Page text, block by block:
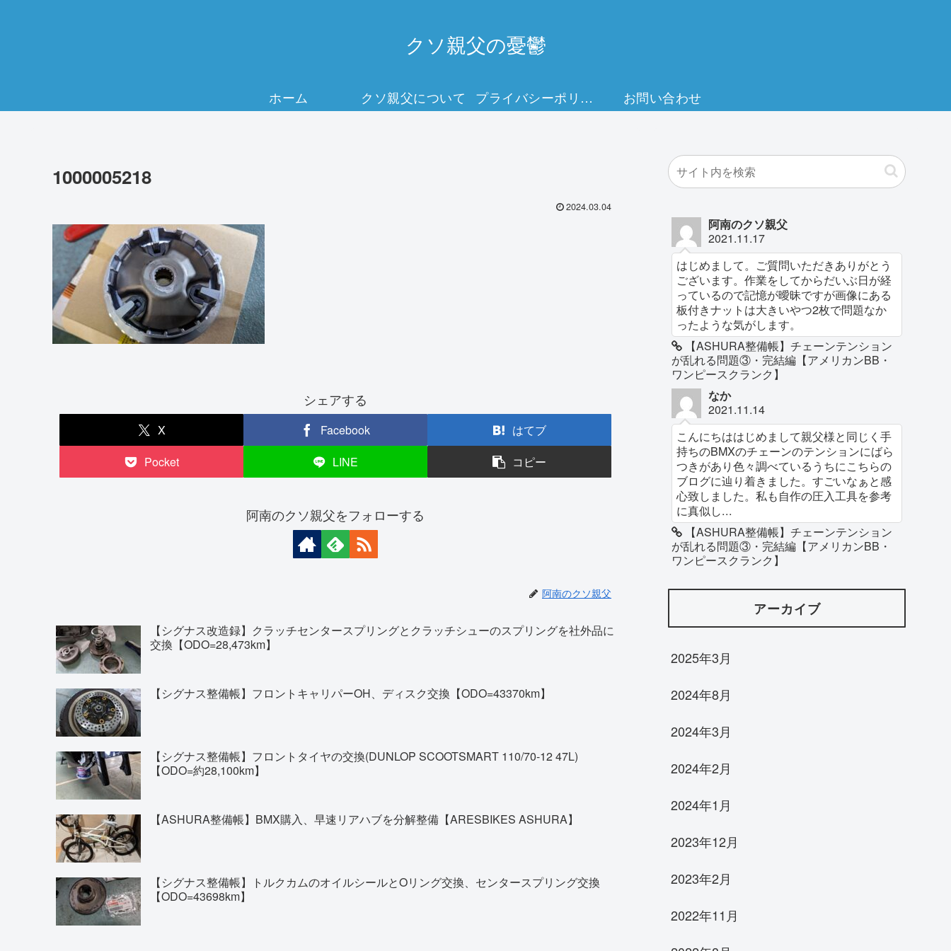
クソ親父の憂鬱
ホーム クソ親父について プライバシーポリシー お問い合わせ
1000005218
2024.03.04
シェアする
X Facebook
はてブ
Pocket
LINE コピー
阿南のクソ親父をフォローする
阿南のクソ親父
【シグナス改造録】クラッチセンタースプリングとクラッチシューのスプリングを社外品に
交換【ODO=28,473km】
【シグナス整備帳】フロントキャリパーOH、ディスク交換【ODO=43370km】
【シグナス整備帳】フロントタイヤの交換(DUNLOP SCOOTSMART 110/70-12 47L)
【ODO=約28,100km】
【ASHURA整備帳】BMX購入、早速リアハブを分解整備【ARESBIKES ASHURA】
【シグナス整備帳】トルクカムのオイルシールとOリング交換、センタースプリング交換
【ODO=43698km】
阿南のクソ親父
2021.11.17
はじめまして。ご質問いただきありがとう
ございます。作業をしてからだいぶ日が経
っているので記憶が曖昧ですが画像にある
板付きナットは大きいやつ2枚で問題なか
ったような気がします。
【ASHURA整備帳】チェーンテンション
が乱れる問題③・完結編【アメリカンBB・
ワンピースクランク】
なか
2021.11.14
こんにちははじめまして親父様と同じく手
持ちのBMXのチェーンのテンションにばら
つきがあり色々調べているうちにこちらの
ブログに辿り着きました。すごいなぁと感
心致しました。私も自作の圧入工具を参考
に真似し...
【ASHURA整備帳】チェーンテンション
が乱れる問題③・完結編【アメリカンBB・
ワンピースクランク】
アーカイブ
2025年3月
2024年8月
2024年3月
2024年2月
2024年1月
2023年12月
2023年2月
2022年11月